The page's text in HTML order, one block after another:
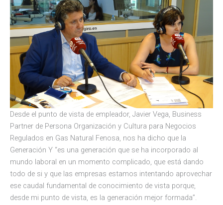
Desde el punto de vista de empleador, Javier Vega, Business
Partner de Persona Organización y Cultura para Negocios
Regulados en Gas Natural Fenosa, nos ha dicho que la
Generación Y “es una generación que se ha incorporado al
mundo laboral en un momento complicado, que está dando
todo de si y que las empresas estamos intentando aprovechar
ese caudal fundamental de conocimiento de vista porque,
desde mi punto de vista, es la generación mejor formada”.